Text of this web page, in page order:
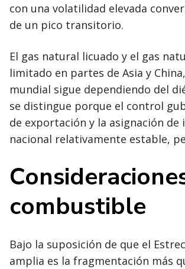
con una volatilidad elevada
de un pico transitorio.
El gas natural licuado y el gas
limitado en partes de Asia y
mundial sigue dependiendo del
se distingue porque el control
de exportación y la asignación
nacional relativamente estable,
combustible
Bajo la suposición de que el
amplia es la fragmentación más